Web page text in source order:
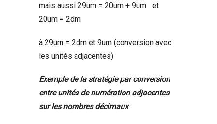
mais aussi 29um = 20um + 9um et
20um = 2dm
à 29um = 2dm et 9um (conversion avec
les unités adjacentes)
Exemple de la stratégie par conversion
entre unités de numération adjacentes
sur les nombres décimaux